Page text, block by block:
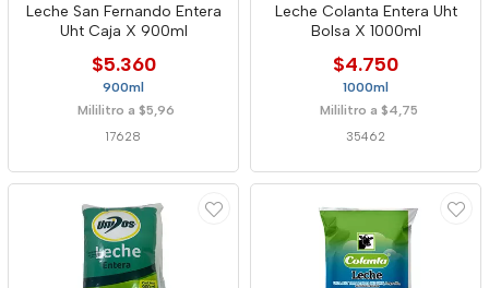
Leche San Fernando Entera
Uht Caja X 900ml
$5.360
900ml
Mililitro a $5,96
17628
Leche Colanta Entera Uht
Bolsa X 1000ml
$4.750
1000ml
Mililitro a $4,75
35462